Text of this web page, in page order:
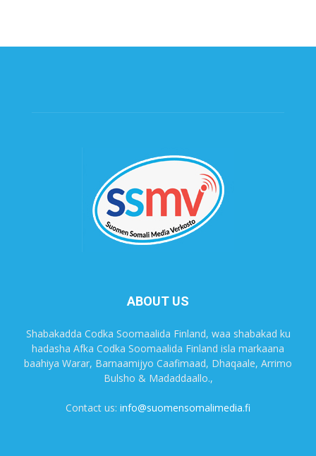
ABOUT US
Shabakadda Codka Soomaalida Finland, waa shabakad ku
hadasha Afka Codka Soomaalida Finland isla markaana
baahiya Warar, Barnaamijyo Caafimaad, Dhaqaale, Arrimo
Bulsho & Madaddaallo.,
Contact us: info@suomensomalimedia.fi